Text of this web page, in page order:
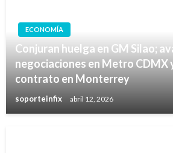
ECONOMÍA
Conjuran huelga en GM Silao;
negociaciones en Metro CDMX
contrato en Monterrey
soporteinfix abril 12, 2026